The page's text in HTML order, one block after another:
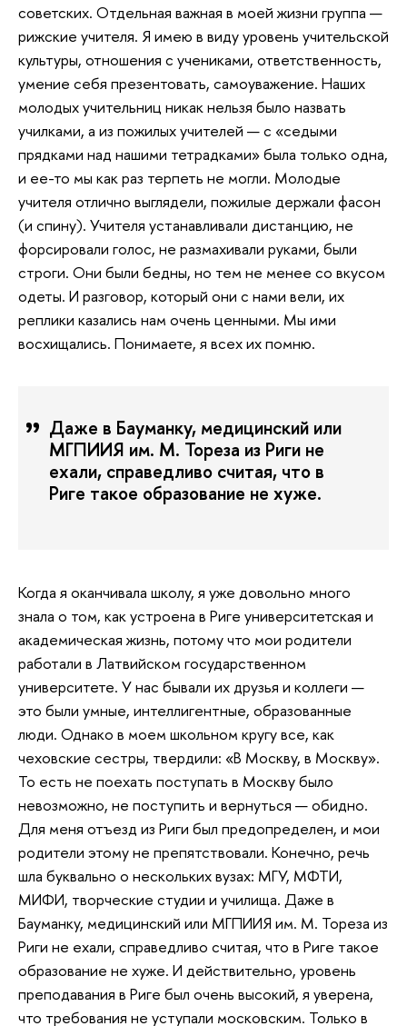
советских. Отдельная важная в моей жизни группа —
рижские учителя. Я имею в виду уровень учительской
культуры, отношения с учениками, ответственность,
умение себя презентовать, самоуважение. Наших
молодых учительниц никак нельзя было назвать
училками, а из пожилых учителей — с «седыми
прядками над нашими тетрадками» была только одна,
и ее-то мы как раз терпеть не могли. Молодые
учителя отлично выглядели, пожилые держали фасон
(и спину). Учителя устанавливали дистанцию, не
форсировали голос, не размахивали руками, были
строги. Они были бедны, но тем не менее со вкусом
одеты. И разговор, который они с нами вели, их
реплики казались нам очень ценными. Мы ими
восхищались. Понимаете, я всех их помню.
Даже в Бауманку, медицинский или
МГПИИЯ им. М. Тореза из Риги не
ехали, справедливо считая, что в
Риге такое образование не хуже.
Когда я оканчивала школу, я уже довольно много
знала о том, как устроена в Риге университетская и
академическая жизнь, потому что мои родители
работали в Латвийском государственном
университете. У нас бывали их друзья и коллеги —
это были умные, интеллигентные, образованные
люди. Однако в моем школьном кругу все, как
чеховские сестры, твердили: «В Москву, в Москву».
То есть не поехать поступать в Москву было
невозможно, не поступить и вернуться — обидно.
Для меня отъезд из Риги был предопределен, и мои
родители этому не препятствовали. Конечно, речь
шла буквально о нескольких вузах: МГУ, МФТИ,
МИФИ, творческие студии и училища. Даже в
Бауманку, медицинский или МГПИИЯ им. М. Тореза из
Риги не ехали, справедливо считая, что в Риге такое
образование не хуже. И действительно, уровень
преподавания в Риге был очень высокий, я уверена,
что требования не уступали московским. Только в